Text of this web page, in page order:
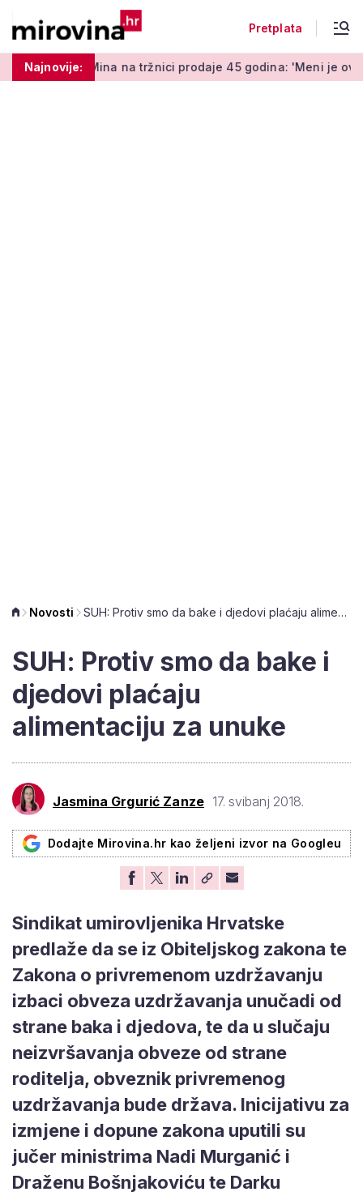
Pretplata
Najnovije:
na tržnici prodaje 45 godina: 'Meni je ovo zabava i terapija'
Novosti SUH: Protiv smo da bake i djedovi plaćaju alimentaciju za unuke
SUH: Protiv smo da bake i
djedovi plaćaju
alimentaciju za unuke
Jasmina Grgurić Zanze 17. svibanj 2018.
Dodajte Mirovina.hr kao željeni izvor na Googleu
Sindikat umirovljenika Hrvatske
predlaže da se iz Obiteljskog zakona te
Zakona o privremenom uzdržavanju
izbaci obveza uzdržavanja unučadi od
strane baka i djedova, te da u slučaju
neizvršavanja obveze od strane
roditelja, obveznik privremenog
uzdržavanja bude država. Inicijativu za
izmjene i dopune zakona uputili su
jučer ministrima Nadi Murganić i
Draženu Bošnjakoviću te Darku